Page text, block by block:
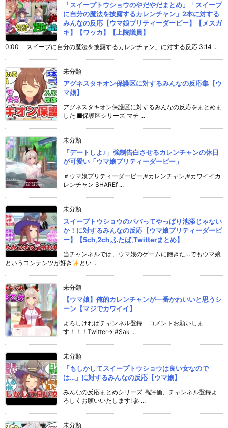
「スイープトウショウのやだやだまとめ」「スイープ
に自分の魔法を披露するカレンチャン」2本に対する
みんなの反応【ウマ娘プリティーダービー】【メスガ
キ】【ワッカ】【上院議員】
0:00 「スイープに自分の魔法を披露するカレンチャン」に対する反応 3:14 ...
未分類
アグネスタキオン保護区に対するみんなの反応集【ウ
マ娘】
アグネスタキオン保護区に対するみんなの反応をまとめま
した ■保護区シリーズ マチ ...
未分類
「デートしよ♪」強制告白させるカレンチャンの休日
が可愛い「ウマ娘プリティーダービー」
＃ウマ娘プリティーダービー,#カレンチャン,#カワイイカ
レンチャン SHAREf ...
未分類
スイープトウショウのパパってやっぱり池添じゃない
か！に対するみんなの反応【ウマ娘プリティーダービ
ー】【5ch,2ch,ふたば,Twitterまとめ】
当チャンネルでは、ウマ娘のゲームに飽きた…でもウマ娘
というコンテンツが好き
とい ...
未分類
【ウマ娘】俺的カレンチャンが一番かわいいと思うシ
ーン【マジでカワイイ】
よろしければチャンネル登録 コメントお願いしま
す！！！Twitter→ #Sak ...
未分類
「もしかしてスイープトウショウは良い女なので
は…」に対するみんなの反応【ウマ娘】
みんなの反応まとめシリーズ 高評価、チャンネル登録よ
ろしくお願いいたします! 参 ...
未分類